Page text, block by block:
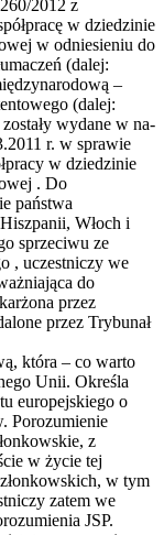
2012 z
w dziedzinie
w odniesieniu do
(dalej:
–
(dalej:
wydane w na-
r. w sprawie
w dziedzinie
. Do
państwa
Włoch i
sprzeciwu ze
, uczestniczy we
do
przez
przez Trybunał
która – co warto
Unii. Określa
europejskiego o
Porozumienie
z
w życie tej
w tym
zatem we
JSP.